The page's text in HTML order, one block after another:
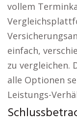
vollem
einfach,
zu vergleichen.
alle Optionen
Leistungs-